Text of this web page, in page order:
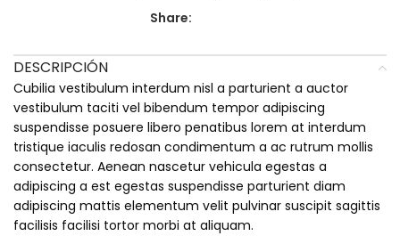
Share:
DESCRIPCIÓN
Cubilia vestibulum interdum nisl a parturient a auctor
vestibulum taciti vel bibendum tempor adipiscing
suspendisse posuere libero penatibus lorem at interdum
tristique iaculis redosan condimentum a ac rutrum mollis
consectetur. Aenean nascetur vehicula egestas a
adipiscing a est egestas suspendisse parturient diam
adipiscing mattis elementum velit pulvinar suscipit sagittis
facilisis facilisi tortor morbi at aliquam.